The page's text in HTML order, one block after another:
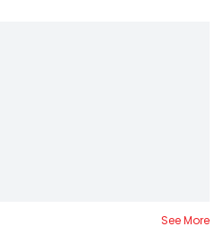
See More